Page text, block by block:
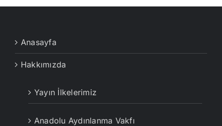
Anasayfa
Hakkımızda
Yayın İlkelerimiz
Anadolu Aydınlanma Vakfı